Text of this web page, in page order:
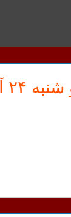
آبان ۱۳۹۹